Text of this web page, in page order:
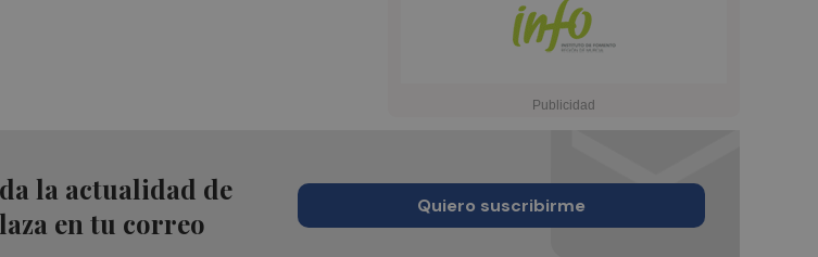
la actualidad de
en tu correo
Quiero suscribirme